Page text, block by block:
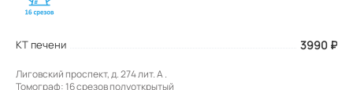
КТ печени 3990 ₽
Лиговский проспект, д. 274 лит. А .
Томограф: 16 срезов полуоткрытый